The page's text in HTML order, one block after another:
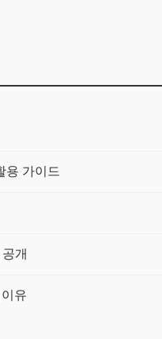
용 가이드
개
유